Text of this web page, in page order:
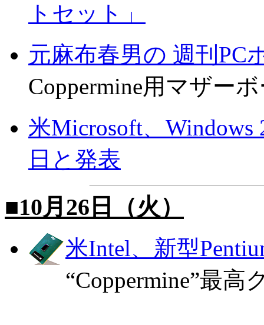
トセット」
元麻布春男の 週刊PC
Coppermine用マザー
米Microsoft、Windows
日と発表
■10月26日（火）
米Intel、新型
“Coppermine”最